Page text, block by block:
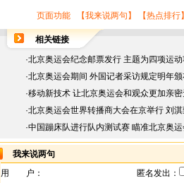
页面功能 【我来说两句 】 【热点排行
相关链接
·北京奥运会纪念邮票发行 主题为四项运动
·北京奥运会期间 外国记者采访规定明年
·移动新技术 让北京奥运会和观众更加亲密
·北京奥运会世界转播商大会在京举行 刘淇
·中国蹦床队进行队内测试赛 瞄准北京奥运
我来说两句
用 户：
匿名发出：